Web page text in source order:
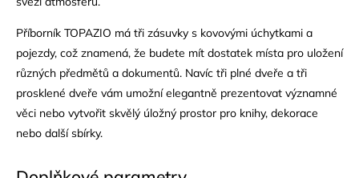
Příborník TOPAZIO má tři zásuvky s kovovými úchytkami a
pojezdy, což znamená, že budete mít dostatek místa pro uložení
různých předmětů a dokumentů. Navíc tři plné dveře a tři
prosklené dveře vám umožní elegantně prezentovat významné
věci nebo vytvořit skvělý úložný prostor pro knihy, dekorace
nebo další sbírky.